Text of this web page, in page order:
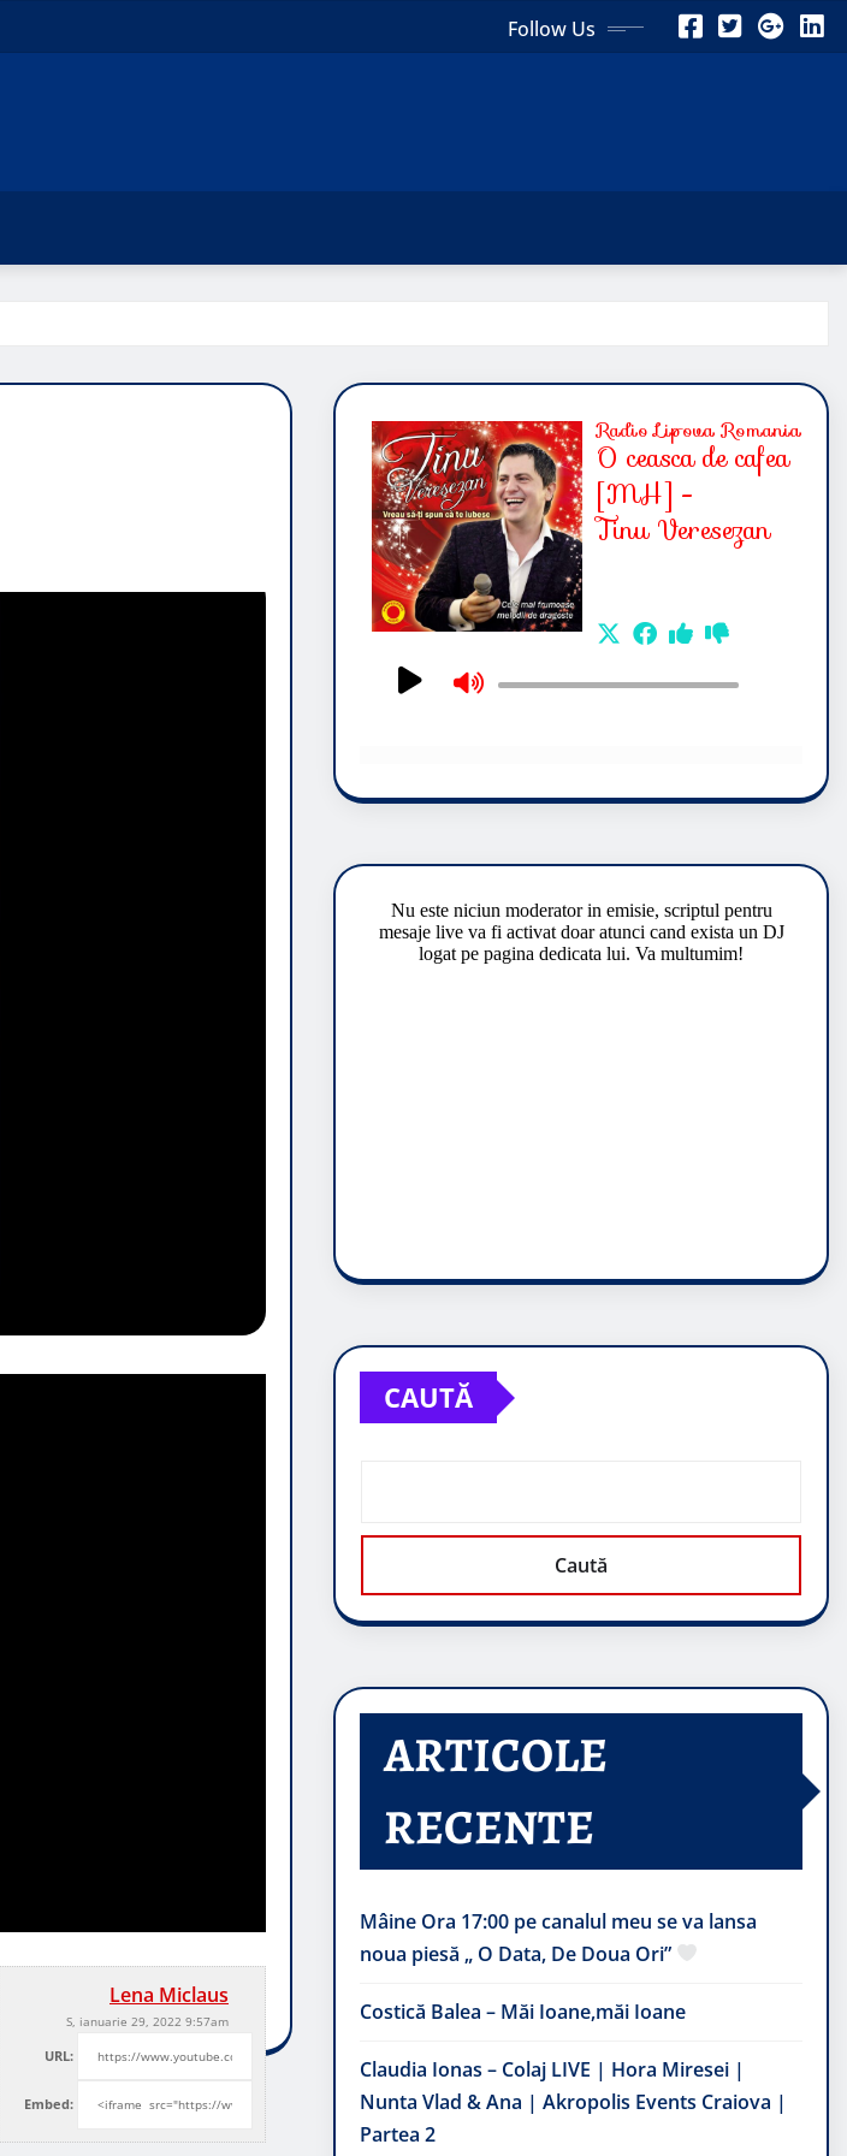
Follow Us
Lena Miclaus
S, ianuarie 29, 2022 9:57am
URL:
Embed:
CAUTĂ
Caută
ARTICOLE
RECENTE
Mâine Ora 17:00 pe canalul meu se va lansa
noua piesă „ O Data, De Doua Ori”
Costică Balea – Măi Ioane,măi Ioane
Claudia Ionas – Colaj LIVE | Hora Miresei |
Nunta Vlad & Ana | Akropolis Events Craiova |
Partea 2